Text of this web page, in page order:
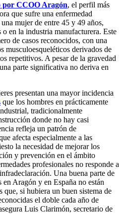
por CCOO Aragón, el perfil más
que sufre una enfermedad
mujer de entre 45 y 49 años,
en la industria manufacturera. Este
de casos reconocidos, con una
musculoesqueléticos derivados de
repetitivos. A pesar de la gravedad
parte significativa no deriva en
presentan una mayor incidencia
que los hombres en prácticamente
tradicionalmente
donde no hay casi
refleja un patrón de
afecta especialmente a las
la necesidad de mejorar los
y prevención en el ámbito
profesionales no responde a
Una buena parte de
en Aragón y en España no están
que, si hubiera un buen sistema de
el doble cada año de
Luis Clarimón, secretario de